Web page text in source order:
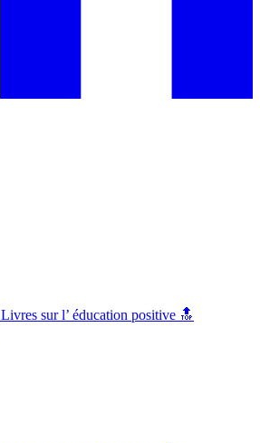
Livres sur l’ éducation positive 🔝